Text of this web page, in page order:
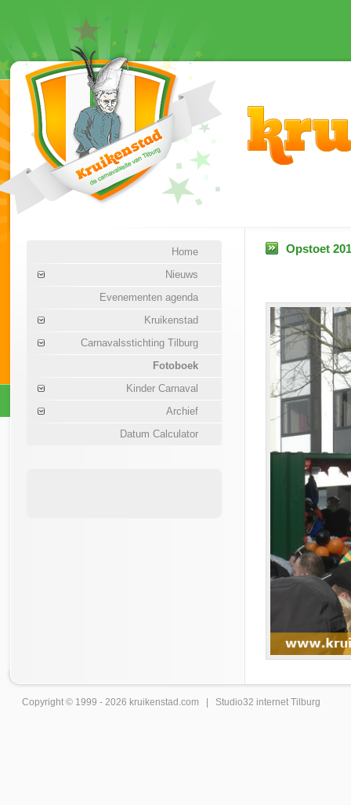
Home
Nieuws
Evenementen agenda
Kruikenstad
Carnavalsstichting Tilburg
Fotoboek
Kinder Carnaval
Archief
Datum Calculator
Opstoet
Copyright © 1999 - 2026 kruikenstad .com | Studio32 internet Tilburg